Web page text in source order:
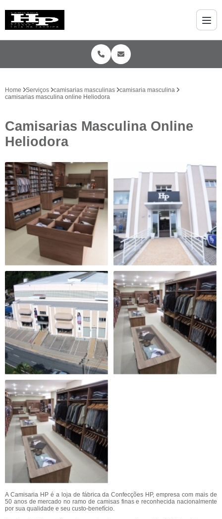
Home Serviços camisarias masculinas
camisaria masculina
camisarias masculina online Heliodora
Camisarias Masculina Online
Heliodora
A Camisaria HP é a loja de fábrica da Confecções HP, empresa com mais de
50 anos de mercado no ramo de camisas finas e reconhecida nacionalmente
por sua qualidade e seu custo-benefício.